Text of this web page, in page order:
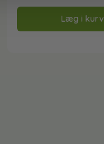
Læg i kurv